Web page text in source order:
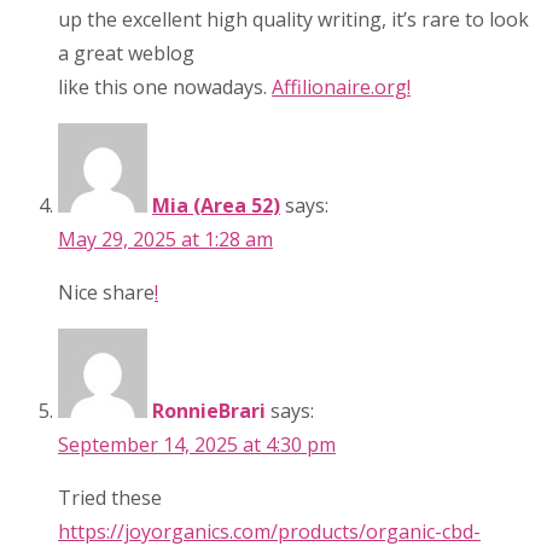
up the excellent high quality writing, it’s rare to look
a great weblog
like this one nowadays. Affilionaire.org!
Mia (Area 52)says:
May 29, 2025 at 1:28 am
Nice share!
RonnieBrari says:
September 14, 2025 at 4:30 pm
Tried these
https://joyorganics.com/products/organic-cbd-